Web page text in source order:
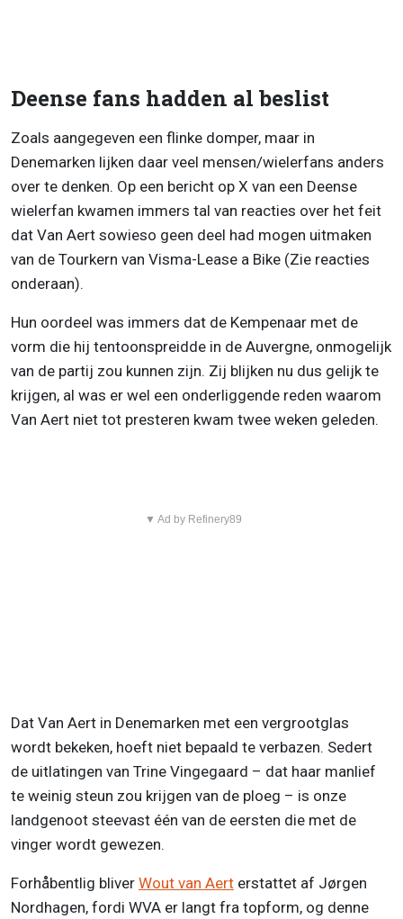
Deense fans hadden al beslist
Zoals aangegeven een flinke domper, maar in
Denemarken lijken daar veel mensen/wielerfans anders
over te denken. Op een bericht op X van een Deense
wielerfan kwamen immers tal van reacties over het feit
dat Van Aert sowieso geen deel had mogen uitmaken
van de Tourkern van Visma-Lease a Bike (Zie reacties
onderaan).
Hun oordeel was immers dat de Kempenaar met de
vorm die hij tentoonspreidde in de Auvergne, onmogelijk
van de partij zou kunnen zijn. Zij blijken nu dus gelijk te
krijgen, al was er wel een onderliggende reden waarom
Van Aert niet tot presteren kwam twee weken geleden.
▼ Ad by Refinery89
Dat Van Aert in Denemarken met een vergrootglas
wordt bekeken, hoeft niet bepaald te verbazen. Sedert
de uitlatingen van Trine Vingegaard – dat haar manlief
te weinig steun zou krijgen van de ploeg – is onze
landgenoot steevast één van de eersten die met de
vinger wordt gewezen.
Forhåbentlig bliver Wout van Aert erstattet af Jørgen
Nordhagen, fordi WVA er langt fra topform, og denne